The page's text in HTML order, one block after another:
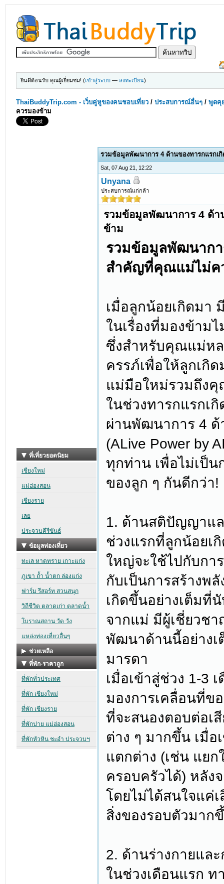
ยินดีต้อนรับ คุณผู้เยี่ยมชม! (เข้าสู่ระบบ — ลงทะเบียน)
ThaiBuddyTrip.com - เว็บคู่หูของคนชอบเที่ยว /ประสบการณ์อื่นๆ /พูดคุ
ควรมองข้าม
รวมข้อมูลพัฒนาการ 4 ด้านของทารกแรกเ
Sat, 07 Aug 21, 12:22
Unyana
ประสบการณ์แก่กล้า
รวมข้อมูลพัฒนาการ 4 ด้า
ข้าม
รวมข้อมูลพัฒนากา
สำคัญที่คุณแม่ไม่ค
เมื่อลูกน้อยเกิดมา
ในเรื่องที่มองข้าม
ซึ่งสำหรับคุณแม่หล
ครรภ์เพื่อให้ลูกเกิ
แม่มือใหม่รวมถึงคุ
ในช่วงทารกแรกเ
ผ่านพัฒนาการ 4
(ALive Power by
ทุกท่าน เพื่อไม่เป็น
ของลูก ๆ กันดีกว่า!
1. ด้านสติปัญญาแล
ช่วงแรกที่ลูกน้อยเ
ใหญ่จะใช้ไปกับกา
กับเป็นการสร้าง
เกิดขึ้นอย่างเต็มที่
จากแม่ มีผู้เชี่ยวช
พัฒนาด้านนี้อย่างเ
มารดา
เมื่อเข้าสู่ช่วง 1-3
มองการเคลื่อนที่ข
ที่จะสนองตอบต่อเ
ต่าง ๆ มากขึ้น เมื่อ
แตกต่าง (เช่น แย
ครอบครัวได้) หลัง
โดยไม่ได้สนใจแค่
สิ่งของรอบตัวมาก
2. ด้านร่างกายแล
ในช่วงเดือนแรก ท